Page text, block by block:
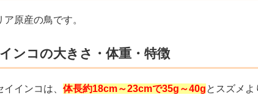
原産の鳥です。
ンコの大きさ ・体重・特徴
インコは、 体長約18cm～23cmで35g ～40gとスズメよ